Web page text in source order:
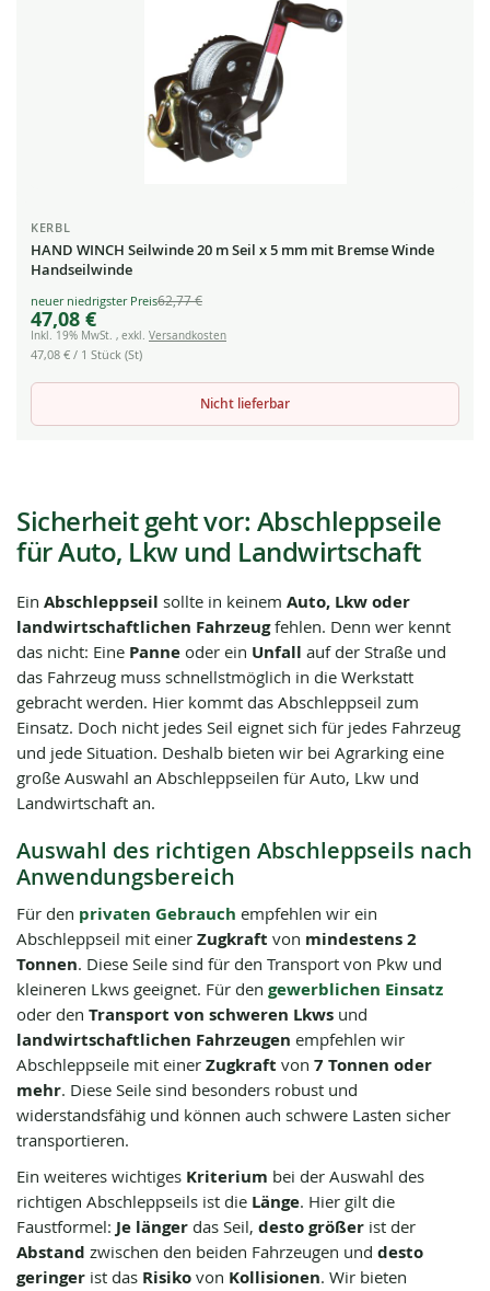
KERBL
HAND WINCH Seilwinde 20 m Seil x 5 mm mit Bremse Winde
Handseilwinde
Special
Price
47,08 €
62,77 €
Inkl. 19% MwSt. , exkl. Versandkosten
47,08 € / 1 Stück (St)
Nicht lieferbar
Sicherheit geht vor: Abschleppseile
für Auto, Lkw und Landwirtschaft
Ein Abschleppseil sollte in keinem Auto, Lkw oder
landwirtschaftlichen Fahrzeugfehlen. Denn wer kennt
das nicht: Eine Panne oder ein Unfall auf der Straße und
das Fahrzeug muss schnellstmöglich in die Werkstatt
gebracht werden. Hier kommt das Abschleppseil zum
Einsatz. Doch nicht jedes Seil eignet sich für jedes Fahrzeug
und jede Situation. Deshalb bieten wir bei Agrarking eine
große Auswahl an Abschleppseilen für Auto, Lkw und
Landwirtschaft an.
Auswahl des richtigen Abschleppseils nach
Anwendungsbereich
Für den privaten Gebrauch empfehlen wir ein
Abschleppseil mit einer Zugkraft von mindestens 2
Tonnen. Diese Seile sind für den Transport von Pkw und
kleineren Lkws geeignet. Für den gewerblichen Einsatz
oder den Transport von schweren Lkws und
landwirtschaftlichen Fahrzeugen empfehlen wir
Abschleppseile mit einer Zugkraft von 7 Tonnen oder
mehr. Diese Seile sind besonders robust und
widerstandsfähig und können auch schwere Lasten sicher
transportieren.
Ein weiteres wichtiges Kriterium bei der Auswahl des
richtigen Abschleppseils ist die Länge. Hier gilt die
Faustformel: Je länger das Seil, desto größer ist der
Abstand zwischen den beiden Fahrzeugen und desto
geringer ist das Risiko von Kollisionen. Wir bieten